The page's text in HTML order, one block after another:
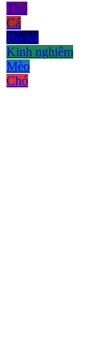
Thỏ
Cá
Bò sát
Kinh nghiệm
Mèo
Chó